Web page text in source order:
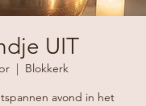
UIT
  |
Blokkerk
avond in het